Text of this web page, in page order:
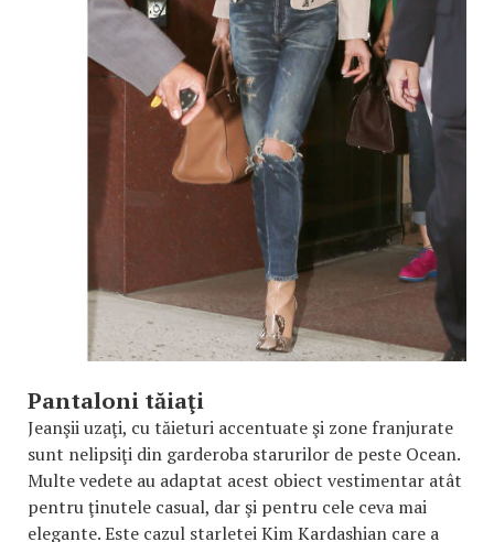
Pantaloni tăiaţi
Jeanşii uzaţi, cu tăieturi accentuate şi zone franjurate
sunt nelipsiţi din garderoba starurilor de peste Ocean.
Multe vedete au adaptat acest obiect vestimentar atât
pentru ţinutele casual, dar şi pentru cele ceva mai
elegante. Este cazul starletei Kim Kardashian care a